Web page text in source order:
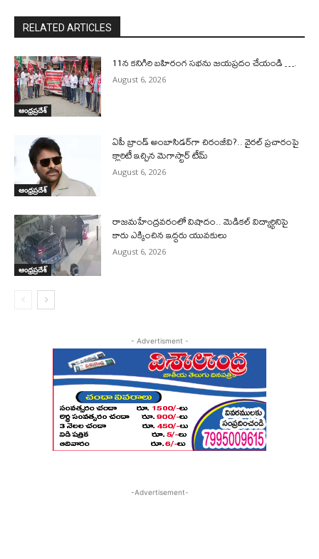
RELATED ARTICLES
ఆంధ్రప్రదేశ్
11న కనిగిరి బహిరంగ సభను జయప్రదం చేయండి ….
August 6, 2026
ఆంధ్రప్రదేశ్
ఏపీ బ్రాండ్ అంబాసిడర్‌గా చిరంజీవి?.. వైరల్ ప్రచారంపై
క్లారిటీ ఇచ్చిన మెగాస్టార్ టీమ్
August 6, 2026
ఆంధ్రప్రదేశ్
రాజమహేంద్రవరంలో విషాదం.. మెడికల్ విద్యార్థినిపై
కారు ఎక్కించిన ఇద్దరు యువకులు
August 6, 2026
- Advertisment -
-Advertisement-